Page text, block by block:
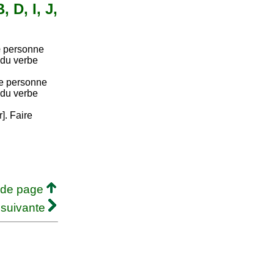
D, I, J,
personne
verbe
personne
verbe
Faire
page